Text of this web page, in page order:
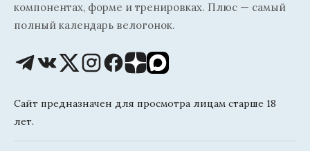
компонентах, форме и тренировках. Плюс — самый
полный календарь велогонок.
Сайт предназначен для просмотра лицам старше 18
лет.